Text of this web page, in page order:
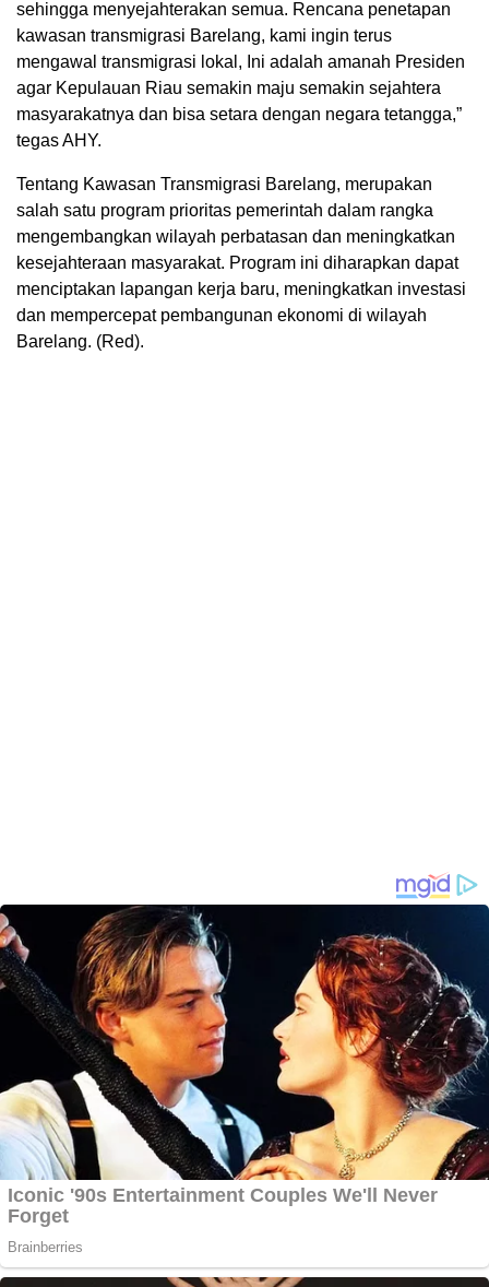
sehingga menyejahterakan semua. Rencana penetapan
kawasan transmigrasi Barelang, kami ingin terus
mengawal transmigrasi lokal, Ini adalah amanah Presiden
agar Kepulauan Riau semakin maju semakin sejahtera
masyarakatnya dan bisa setara dengan negara tetangga,”
tegas AHY.
Tentang Kawasan Transmigrasi Barelang, merupakan
salah satu program prioritas pemerintah dalam rangka
mengembangkan wilayah perbatasan dan meningkatkan
kesejahteraan masyarakat. Program ini diharapkan dapat
menciptakan lapangan kerja baru, meningkatkan investasi
dan mempercepat pembangunan ekonomi di wilayah
Barelang. (Red).